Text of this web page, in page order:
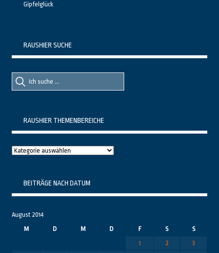
Gipfelglück
RAUSHIER SUCHE
Suche
nach::
Suche
nach:
RAUSHIER THEMENBEREICHE
Raushier
BEITRÄGE NACH DATUM
August 2014
M
D M D F S
S
1
2
3